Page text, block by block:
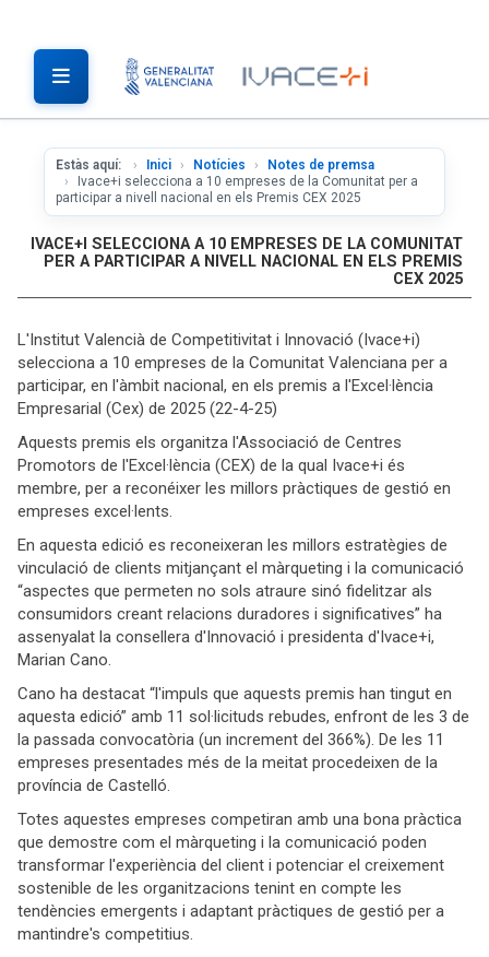
Estàs aquí: Inici Notícies
Notes de premsa
Ivace+i selecciona a 10 empreses de la Comunitat per a
participar a nivell nacional en els Premis CEX 2025
IVACE+I SELECCIONA A 10 EMPRESES DE LA COMUNITAT
PER A PARTICIPAR A NIVELL NACIONAL EN ELS PREMIS
CEX 2025
L'Institut Valencià de Competitivitat i Innovació (Ivace+i)
selecciona a 10 empreses de la Comunitat Valenciana per a
participar, en l'àmbit nacional, en els premis a l'Excel·lència
Empresarial (Cex) de 2025 (22-4-25)
Aquests premis els organitza l'Associació de Centres
Promotors de l'Excel·lència (CEX) de la qual Ivace+i és
membre, per a reconéixer les millors pràctiques de gestió en
empreses excel·lents.
En aquesta edició es reconeixeran les millors estratègies de
vinculació de clients mitjançant el màrqueting i la comunicació
“aspectes que permeten no sols atraure sinó fidelitzar als
consumidors creant relacions duradores i significatives” ha
assenyalat la consellera d'Innovació i presidenta d'Ivace+i,
Marian Cano.
Cano ha destacat “l'impuls que aquests premis han tingut en
aquesta edició” amb 11 sol·licituds rebudes, enfront de les 3 de
la passada convocatòria (un increment del 366%). De les 11
empreses presentades més de la meitat procedeixen de la
província de Castelló.
Totes aquestes empreses competiran amb una bona pràctica
que demostre com el màrqueting i la comunicació poden
transformar l'experiència del client i potenciar el creixement
sostenible de les organitzacions tenint en compte les
tendències emergents i adaptant pràctiques de gestió per a
mantindre's competitius.